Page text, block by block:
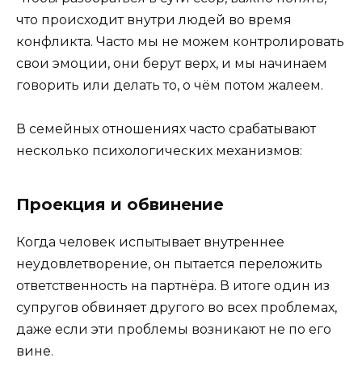
что происходит внутри людей во время
конфликта. Часто мы не можем контролировать
свои эмоции, они берут верх, и мы начинаем
говорить или делать то, о чём потом жалеем.
В семейных отношениях часто срабатывают
несколько психологических механизмов:
Проекция и обвинение
Когда человек испытывает внутреннее
неудовлетворение, он пытается переложить
ответственность на партнёра. В итоге один из
супругов обвиняет другого во всех проблемах,
даже если эти проблемы возникают не по его
вине.